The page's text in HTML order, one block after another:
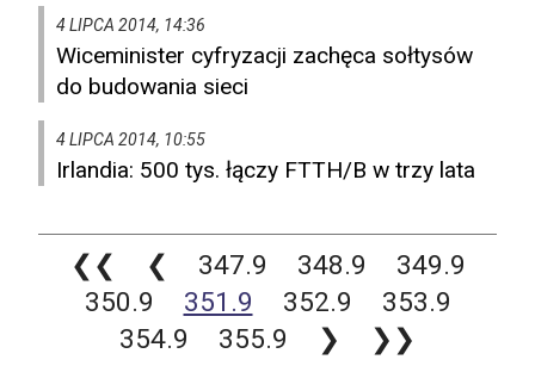
4 LIPCA 2014, 14:36
Wiceminister cyfryzacji zachęca sołtysów
do budowania sieci
4 LIPCA 2014, 10:55
Irlandia: 500 tys. łączy FTTH/B w trzy lata
❮❮ ❮ 347.9 348.9
349.9
350.9
351.9 352.9
353.9
354.9
355.9 ❯ ❯❯